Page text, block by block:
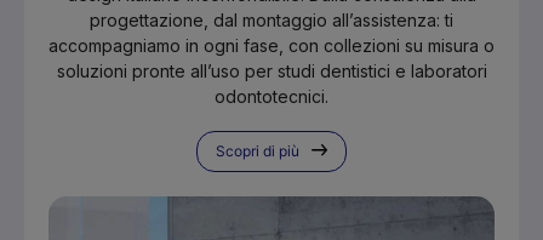
progettazione, dal montaggio all’assistenza: ti
accompagniamo in ogni fase, con collezioni su misura o
soluzioni pronte all’uso per studi dentistici e laboratori
odontotecnici.
Scopri di più